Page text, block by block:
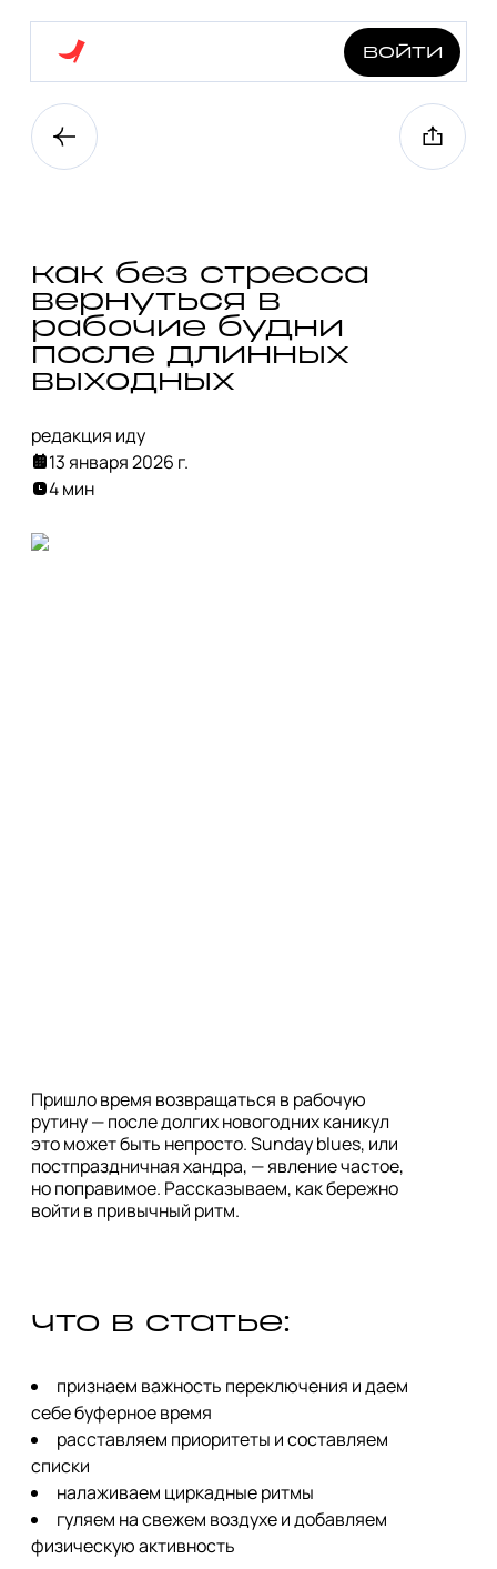
войти
как без стресса
вернуться в
рабочие будни
после длинных
выходных
редакция иду
13 января 2026 г.
4 мин
Пришло время возвращаться в рабочую
рутину — после долгих новогодних каникул
это может быть непросто. Sunday blues, или
постпраздничная хандра, — явление частое,
но поправимое. Рассказываем, как бережно
войти в привычный ритм.
что в статье:
признаем важность переключения и даем
себе буферное время
расставляем приоритеты и составляем
списки
налаживаем циркадные ритмы
гуляем на свежем воздухе и добавляем
физическую активность